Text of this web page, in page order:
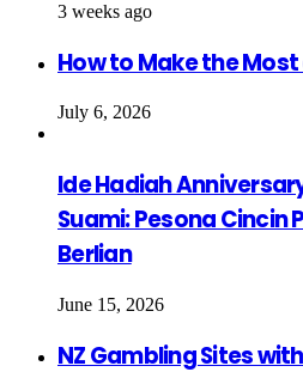
3 weeks ago
How to Make the Most
July 6, 2026
Ide Hadiah
Suami: Pesona Cincin
Berlian
June 15, 2026
NZ Gambling Sites